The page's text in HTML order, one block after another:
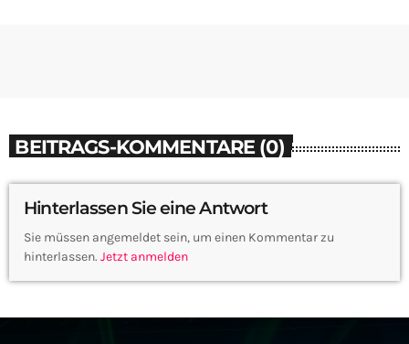
BEITRAGS-KOMMENTARE (0)
Hinterlassen Sie eine Antwort
Sie müssen angemeldet sein, um einen Kommentar zu
hinterlassen. Jetzt anmelden